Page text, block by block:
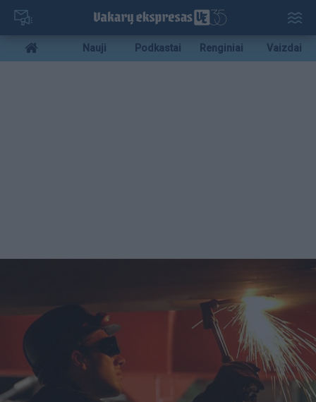
Pereiti
pagrindinį
turinį
Mobile
menu
Nauji Podkastai Renginiai Vaizdai